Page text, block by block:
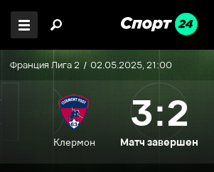
Франция Лига 2 02.05.2025, 21:00
Клермон
3:2
Матч завершен